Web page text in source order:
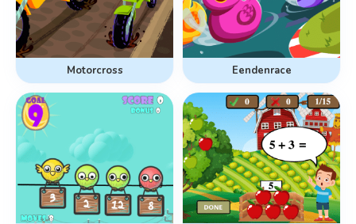
Motorcross Eendenrace